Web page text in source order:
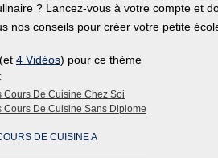
? Lancez-vous à votre compte et
nos conseils pour créer votre petite
(et 4 Vidéos) pour ce thème
:
Cours De Cuisine Chez Soi
Cours De Cuisine Sans Diplome
DE CUISINE A